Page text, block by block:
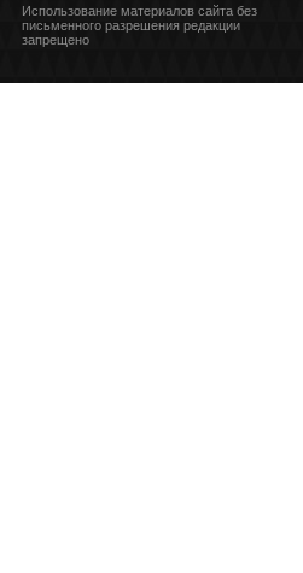
Использование материалов сайта без
письменного разрешения редакции
запрещено